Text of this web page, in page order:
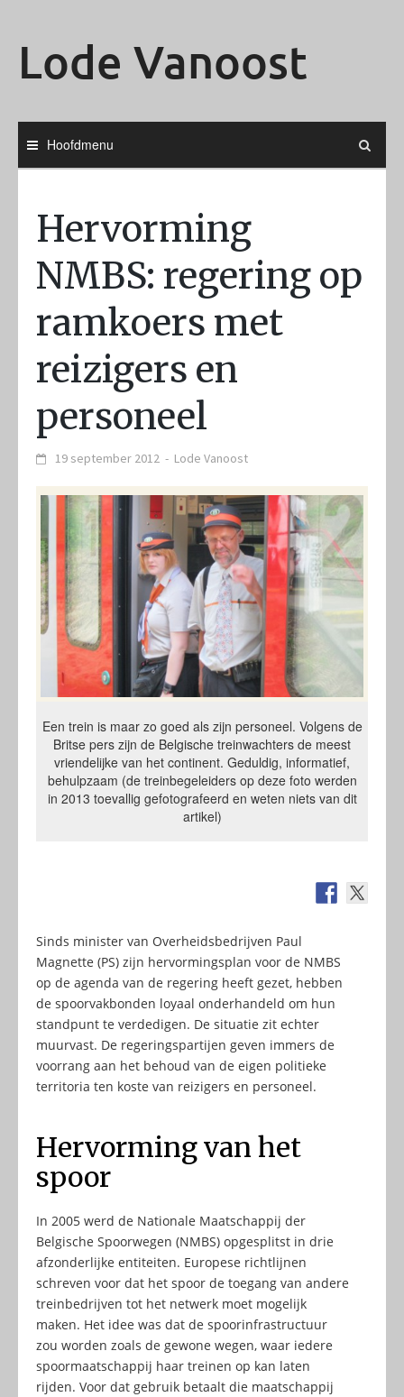
Lode Vanoost
Hoofdmenu
Hervorming
NMBS: regering op
ramkoers met
reizigers en
personeel
19 september 2012 - Lode Vanoost
Een trein is maar zo goed als zijn personeel. Volgens de
Britse pers zijn de Belgische treinwachters de meest
vriendelijke van het continent. Geduldig, informatief,
behulpzaam (de treinbegeleiders op deze foto werden
in 2013 toevallig gefotografeerd en weten niets van dit
artikel)
Sinds minister van Overheidsbedrijven Paul
Magnette (PS) zijn hervormingsplan voor de NMBS
op de agenda van de regering heeft gezet, hebben
de spoorvakbonden loyaal onderhandeld om hun
standpunt te verdedigen. De situatie zit echter
muurvast. De regeringspartijen geven immers de
voorrang aan het behoud van de eigen politieke
territoria ten koste van reizigers en personeel.
Hervorming van het
spoor
In 2005 werd de Nationale Maatschappij der
Belgische Spoorwegen (NMBS) opgesplitst in drie
afzonderlijke entiteiten. Europese richtlijnen
schreven voor dat het spoor de toegang van andere
treinbedrijven tot het netwerk moet mogelijk
maken. Het idee was dat de spoorinfrastructuur
zou worden zoals de gewone wegen, waar iedere
spoormaatschappij haar treinen op kan laten
rijden. Voor dat gebruik betaalt die maatschappij